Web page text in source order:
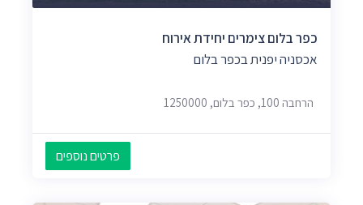
כפר בלום צימרים יחידת אירוח
אכסניה יפנית בכפר בלום
הרחבה 100, כפר בלום, 1250000
פרטים נוספים